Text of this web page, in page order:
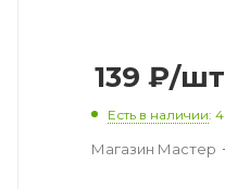
139 ₽/шт
Есть в наличии: 4
Магазин Мастер